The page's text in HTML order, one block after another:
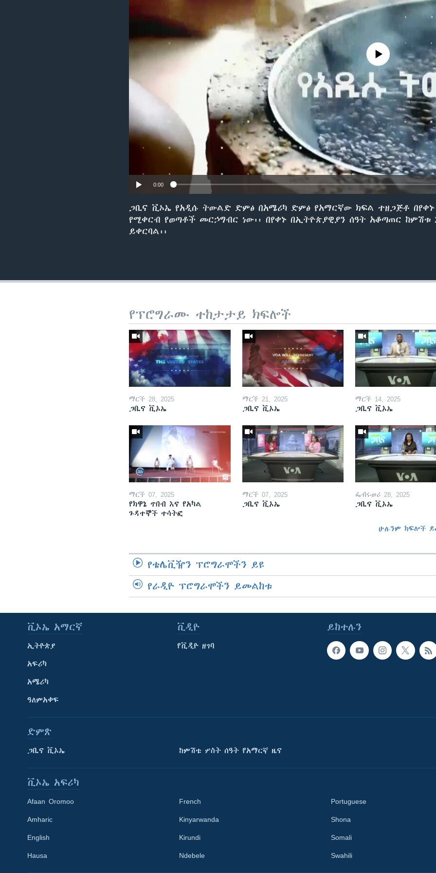
Learning English
No media source currently
0:00
ጋቢና ቪኦኤ የአዲሱ ትውልድ ድምፅ በአሜሪካ ድምፅ የአማርኛው ክፍል ተዘጋጅቶ በየቀኑ
የሚቀርብ የወጣቶች መርኃግብር ነው፡፡ በየቀኑ በኢትዮጵያዊያን ሰዓት አቆጣጠር ከምሽቱ
ይቀርባል፡፡
የፕሮግራሙ ተከታታይ ክፍሎች
ማርች 28, 2025
ጋቢና ቪኦኤ
ማርች 21, 2025
ጋቢና ቪኦኤ
ማርች 14, 2025
ጋቢና ቪኦኤ
ማርች 07, 2025
የክዋኔ ጥበብ እና የአካል
ጉዳተኞች ተሳትፎ
ማርች 07, 2025
ጋቢና ቪኦኤ
ፌብሩወሪ 28, 2025
ጋቢና ቪኦኤ
ሁሉንም ክፍሎች
የቴሌቪዥን ፕሮግራሞችን ይዩ
የራዲዮ ፕሮግራሞችን ይመልከቱ
ይከተሉን
ቪኦኤ አማርኛ
ኢትዮጵያ
አፍሪካ
አሜሪካ
ዓለምአቀፍ
ቪዲዮ
የቪዲዮ ዘገባ
ድምጽ
ጋቢና ቪኦኤ ከምሽቱ ሦስት ሰዓት የአማርኛ ዜና
ቪኦኤ አፍሪካ
Afaan Oromoo
Amharic
English
Hausa
French
Kinyarwanda
Kirundi
Ndebele
Portuguese
Shona
Somali
Swahili